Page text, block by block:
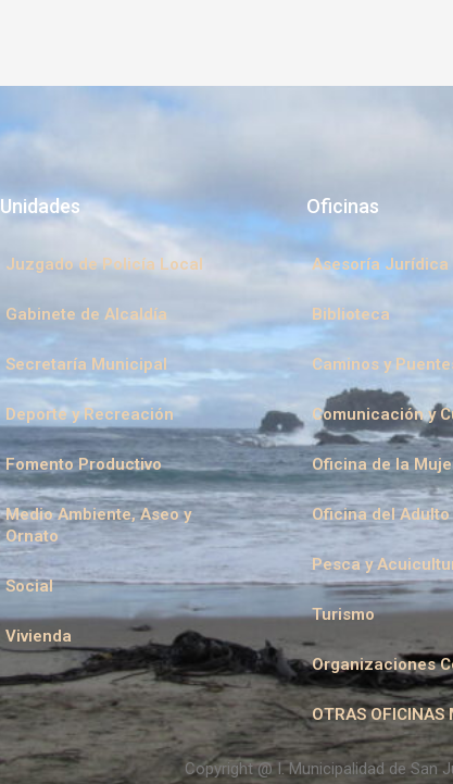
Unidades
Juzgado de Policía Local
Gabinete de Alcaldía
Secretaría Municipal
Deporte y Recreación
Fomento Productivo
Medio Ambiente, Aseo y
Ornato
Social
Vivienda
Oficinas
Asesoría Jurídica
Biblioteca
Caminos y
Comunicación y
Oficina de la
Oficina del Adulto
Pesca y
Turismo
Organizaciones
OTRAS OFICINAS
Copyright @ I. Municipalidad de San